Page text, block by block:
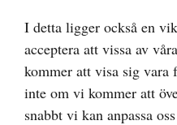
I detta ligger också en
acceptera att vissa av
kommer att visa sig vara
inte om vi kommer att
snabbt vi kan anpassa